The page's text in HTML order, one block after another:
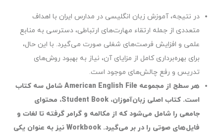
در نتیجه، آموزش زبان انگلیسی در مدارس ایران با اهداف
متعددی از جمله ارتقاء مهارت‌های ارتباطی، دسترسی به منابع
علمی و افزایش فرصت‌های شغلی صورت می‌گیرد. با این حال،
برای بهره‌برداری کامل از مزایای آن، نیاز به بهبود روش‌های
تدریس و رفع چالش‌های موجود است.
هر سطح از مجموعه American English File شامل سه کتاب
است. کتاب اصلی زبان‌آموزان، Student Book، محتوای
جامعی را شامل می‌شود که از مکالمه و گرامر گرفته تا لغات و
فایل‌های صوتی را در بر می‌گیرد. Workbook نیز به عنوان یکی